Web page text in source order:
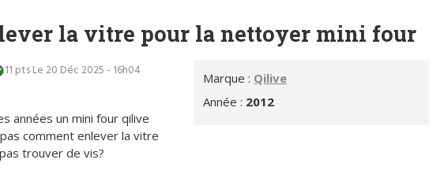
la vitre pour la nettoyer mini four
Marque : Qilive
Année : 2012
11 ptsLe 20 Déc 2025 - 16h04
années un mini four qilive
comment enlever la vitre
trouver de vis?